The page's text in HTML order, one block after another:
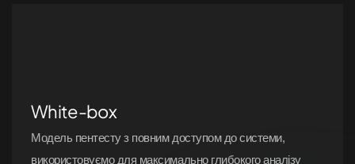
White-box
Модель пентесту з повним доступом до системи,
використовуємо для максимально глибокого аналізу